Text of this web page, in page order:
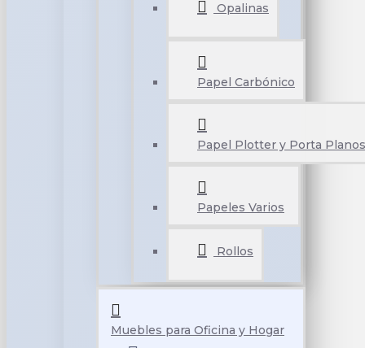
Opalinas
Papel Carbónico
Papel Plotter y Porta Planos
Papeles Varios
Rollos
Muebles para Oficina y Hogar